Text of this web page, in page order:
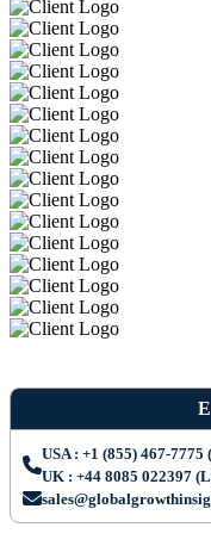
USA : +1 (855) 467-
UK : +44 8085 022397